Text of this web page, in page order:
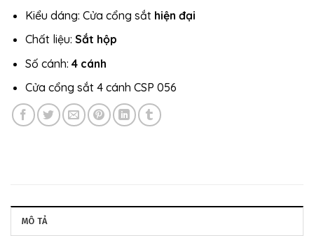
Kiểu dáng: Cửa cổng sắt hiện đại
Chất liệu: Sắt hộp
Số cánh: 4 cánh
Cửa cổng sắt 4 cánh CSP 056
MÔ TẢ